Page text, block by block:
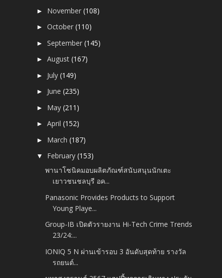
► November(108)
►October(110)
►September(145)
►August(167)
► July(149)
► June(235)
► May(211)
►April(152)
► March(187)
▼ February(153)
พานาโซนิคมอบผลิตภัณฑ์สนับสนุนนักเตะ
เยาวชนชลบุรี อค...
Panasonic Provides Products to Support
Young Playe...
Group-IB เปิดตัวรายงาน Hi-Tech Crime Trends
23/24:...
IONIQ 5 N ผ่านเข้ารอบ 3 อันดับสุดท้าย รางวัล
รถยนต์...